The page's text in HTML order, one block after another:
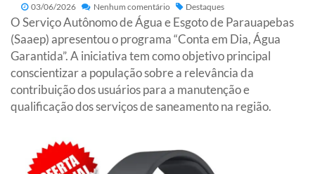
03/06/2026 Nenhum comentário Destaques
O Serviço Autônomo de Água e Esgoto de Parauapebas
(Saaep) apresentou o programa “Conta em Dia, Água
Garantida”. A iniciativa tem como objetivo principal
conscientizar a população sobre a relevância da
contribuição dos usuários para a manutenção e
qualificação dos serviços de saneamento na região.